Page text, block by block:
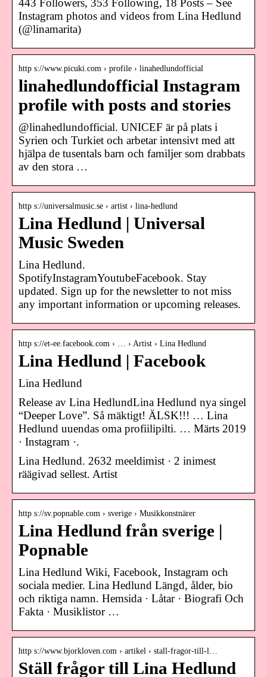
443 Followers, 353 Following, 18 Posts – See
Instagram photos and videos from Lina Hedlund
(@linamarita)
http s://www.picuki.com › profile › linahedlundofficial
linahedlundofficial Instagram
profile with posts and stories
@linahedlundofficial. UNICEF är på plats i
Syrien och Turkiet och arbetar intensivt med att
hjälpa de tusentals barn och familjer som drabbats
av den stora …
http s://universalmusic.se › artist › lina-hedlund
Lina Hedlund | Universal
Music Sweden
Lina Hedlund.
SpotifyInstagramYoutubeFacebook. Stay
updated. Sign up for the newsletter to not miss
any important information or upcoming releases.
http s://et-ee.facebook.com › … › Artist › Lina Hedlund
Lina Hedlund | Facebook
Lina Hedlund
Release av Lina HedlundLina Hedlund nya singel
“Deeper Love”. Så mäktigt! ÄLSK!!! … Lina
Hedlund uuendas oma profiilipilti. … Märts 2019
· Instagram ·.
Lina Hedlund. 2632 meeldimist · 2 inimest
räägivad sellest. Artist
http s://sv.popnable.com › sverige › Musikkonstnärer
Lina Hedlund från sverige |
Popnable
Lina Hedlund Wiki, Facebook, Instagram och
sociala medier. Lina Hedlund Längd, ålder, bio
och riktiga namn. Hemsida · Låtar · Biografi Och
Fakta · Musiklistor …
http s://www.bjorkloven.com › artikel › stall-fragor-till-l…
Ställ frågor till Lina Hedlund